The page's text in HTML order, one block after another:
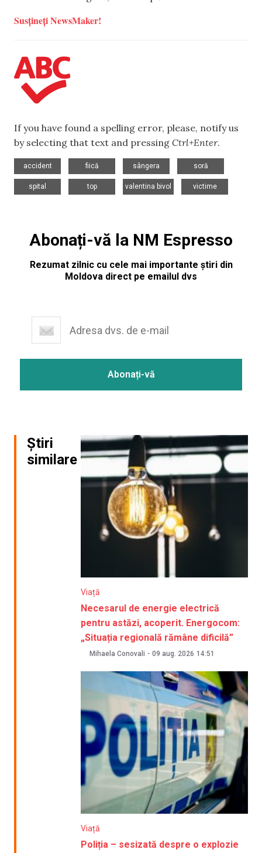
Susțineți NewsMaker!
If you have found a spelling error, please, notify us
by selecting that text and pressing Ctrl+Enter.
accident
fiică
sângera
soră
spital
top
valentina bivol
victime
Abonați-vă la NM Espresso
Rezumat zilnic cu cele mai importante știri din
Moldova direct pe emailul dvs
Știri
similare
Viață
Necesarul de energie electrică
pentru astăzi, acoperit. Energocom:
„Situația regională rămâne dificilă”
Mihaela Conovali - 09 aug. 2026 14:51
Viață
Poliția – sesizată despre o explozie